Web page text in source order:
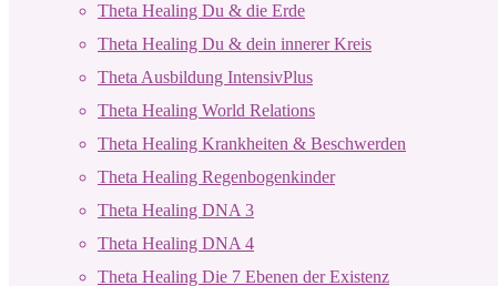
Theta Healing Du & die Erde
Theta Healing Du & dein innerer Kreis
Theta Ausbildung IntensivPlus
Theta Healing World Relations
Theta Healing Krankheiten & Beschwerden
Theta Healing Regenbogenkinder
Theta Healing DNA 3
Theta Healing DNA 4
Theta Healing Die 7 Ebenen der Existenz